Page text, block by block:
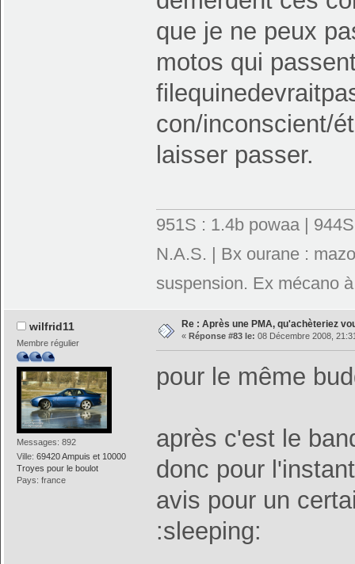
que je ne peux
motos qui
con/inconscient/
laisser passer.
951S : 1.4b powaa |
N.A.S. | Bx ourane :
suspension. Ex mécano
wilfrid11
Membre régulier
Messages: 892
Ville:69420 Ampuis et 10000
Troyes pour le boulot
Pays: france
Re : Après une PMA, qu'achèteriez
« Réponse #83 le: 08 Décembre 2008,
pour le même
après c'est le
donc pour
avis pour un
:sleeping: